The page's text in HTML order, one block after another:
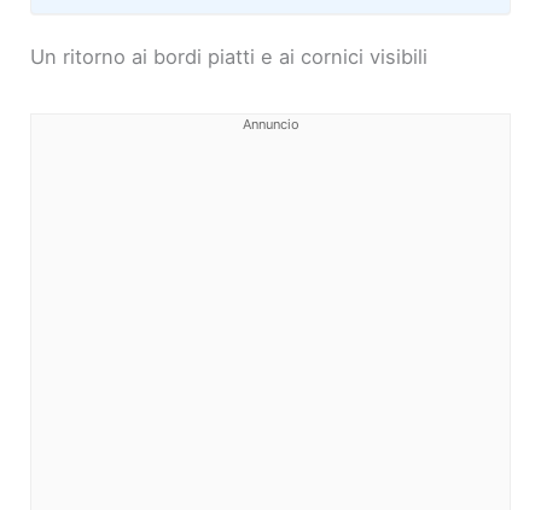
Un ritorno ai bordi piatti e ai cornici visibili
Annuncio